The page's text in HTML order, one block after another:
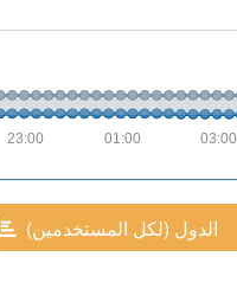
03:00
01:00
23:00
(الدول (لكل المستخدمين